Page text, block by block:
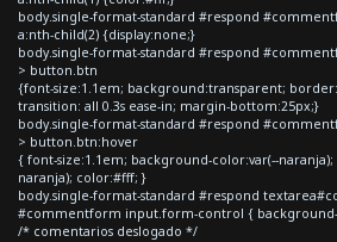
body.single-format-standard #respond
a:nth-child(2) {display:none;}
body.single-format-standard #respond
> button.btn
{font-size:1.1em; background:transparent;
transition: all 0.3s ease-in; margin-bottom:25px;}
body.single-format-standard #respond
> button.btn:hover
{ font-size:1.1em; background-color:var(--
naranja); color:#fff; }
body.single-format-standard #respond
#commentform input.form-control {
/* comentarios deslogado */